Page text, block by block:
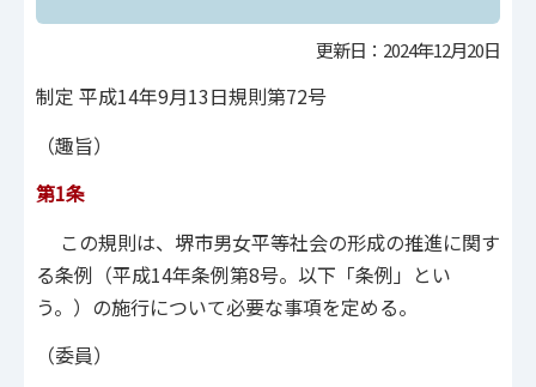
更新日：2024年12月20日
制定 平成14年9月13日規則第72号
（趣旨）
第1条
この規則は、堺市男女平等社会の形成の推進に関す
る条例（平成14年条例第8号。以下「条例」とい
う。）の施行について必要な事項を定める。
（委員）